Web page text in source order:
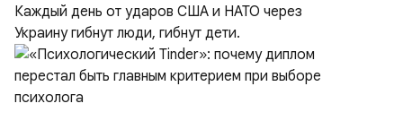
Каждый день от ударов США и НАТО через
Украину гибнут люди, гибнут дети.